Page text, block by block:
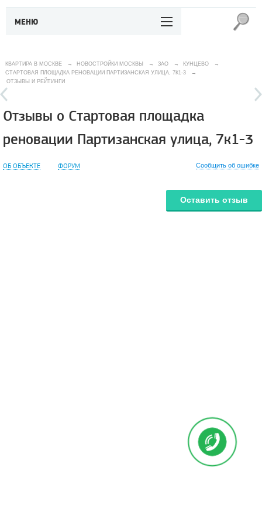
МЕНЮ
КВАРТИРА В МОСКВЕ → НОВОСТРОЙКИ МОСКВЫ → ЗАО → КУНЦЕВО
→
СТАРТОВАЯ ПЛОЩАДКА РЕНОВАЦИИ ПАРТИЗАНСКАЯ УЛИЦА, 7К1-3
→
ОТЗЫВЫ И РЕЙТИНГИ
Отзывы о Стартовая площадка
реновации Партизанская улица, 7к1-3
ОБ ОБЪЕКТЕ ФОРУМ Сообщить об ошибке
Оставить отзыв